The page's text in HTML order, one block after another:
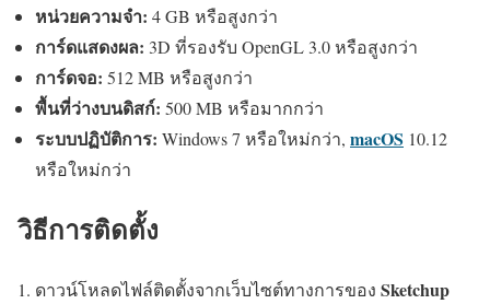
หน่วยความจำ: 4 GB หรือสูงกว่า
การ์ดแสดงผล: 3D ที่รองรับ OpenGL 3.0 หรือสูงกว่า
การ์ดจอ: 512 MB หรือสูงกว่า
พื้นที่ว่างบนดิสก์: 500 MB หรือมากกว่า
ระบบปฏิบัติการ: Windows 7 หรือใหม่กว่า, macOS 10.12
หรือใหม่กว่า
วิธีการติดตั้ง
ดาวน์โหลดไฟล์ติดตั้งจากเว็บไซต์ทางการของ Sketchup